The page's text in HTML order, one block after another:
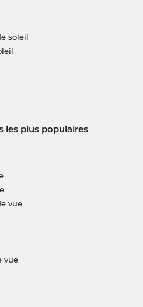
soleil
les plus populaires
vue
vue